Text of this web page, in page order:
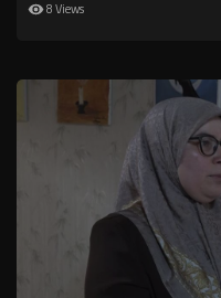
8 Views